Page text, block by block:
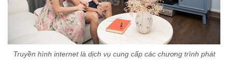
Truyền hình internet là dịch vụ cung cấp các chương trình phát